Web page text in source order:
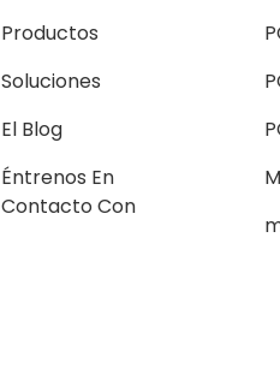
Productos
Soluciones
El Blog
Éntrenos En
Contacto Con